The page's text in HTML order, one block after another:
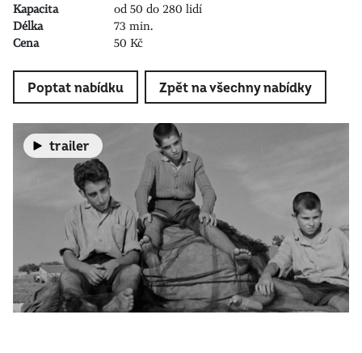
Kapacita
od 50 do 280 lidí
Délka
73 min.
Cena
50 Kč
Poptat nabídku Zpět na všechny nabídky
trailer